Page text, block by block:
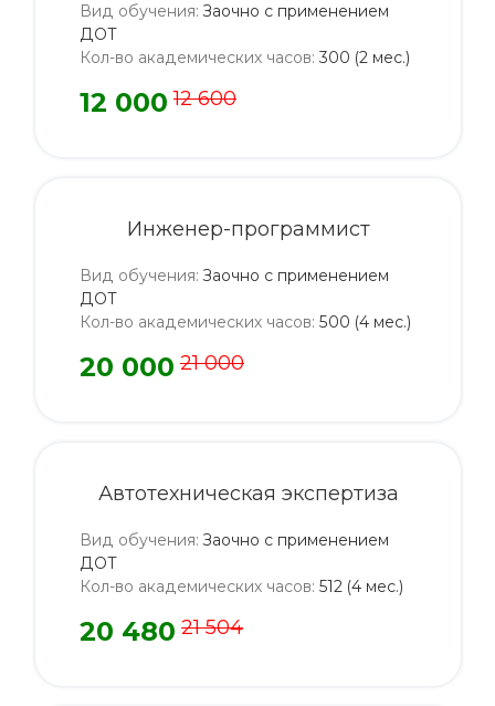
Вид обучения: Заочно с применением
ДОТ
Кол-во академических часов: 300 (2 мес.)
12 000 12 600
Инженер-программист
Вид обучения: Заочно с применением
ДОТ
Кол-во академических часов: 500 (4 мес.)
20 000 21 000
Автотехническая экспертиза
Вид обучения: Заочно с применением
ДОТ
Кол-во академических часов: 512 (4 мес.)
20 480 21 504